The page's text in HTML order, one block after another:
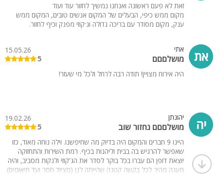
זאת לא פעם ראשונה ואנחנו נמשיך לחזור עוד ועוד
מקום ממש כיפי, הבעלים של המקום אנשים טובים, המקום ממש
ענק, מקום מסודר עם בריכה גדולה וג׳קוזי מפנק וכיף לחזור.
את אתי
מושלםםם
15.05.26
5
היה אירוח מצויין! תודה רבה לרחל ולכל מי שעזר!
יה יהונתן
מושלםםם נחזור שוב
19.02.26
5
היינו 9 חברים והמקום היה בדיוק מה שחיפשנו. וילה נוחה מאוד, כזו
שאפשר להרגיש בה בבית וליהנות בכיף. רמת השירות והתחזוקה
יוצאת דופן הם עברו בכל בוקר לסדר את הג'קוזי ולנקות מסביב, והיה
מענה מהיר לכל בקשה קטנה שהייתה לנו (מציוד חסר ועד תיאומים).